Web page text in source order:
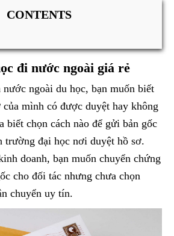
CONTENTS
đi nước ngoài giá rẻ
nước ngoài du học, bạn muốn biết
mình có được duyệt hay không
biết chọn cách nào để gửi bản gốc
trường đại học nơi duyệt hồ sơ.
doanh, bạn muốn chuyển chứng
cho đối tác nhưng chưa chọn
chuyển uy tín.